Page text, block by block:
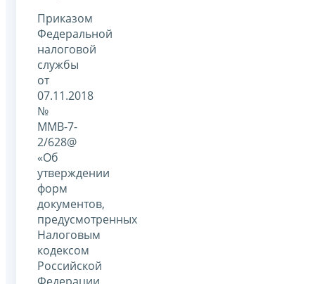
Приказом
Федеральной
налоговой
службы
от
07.11.2018
№
ММВ-7-
2/628@
«Об
утверждении
форм
документов,
предусмотренных
Налоговым
кодексом
Российской
Федерации